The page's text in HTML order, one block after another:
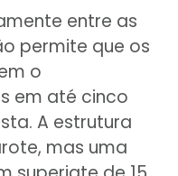
entre as
permite que os
o
em até cinco
A estrutura
mas uma